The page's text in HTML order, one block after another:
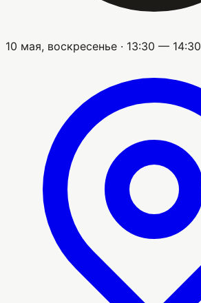
10 мая, воскресенье · 13:30 — 14:30